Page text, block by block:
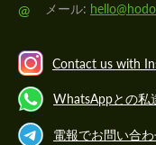
@ メール:
Contact us with
WhatsAppとの私
電報でお問い合